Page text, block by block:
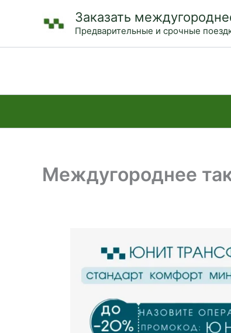
Заказать
Предварительные и срочные
Междугороднее